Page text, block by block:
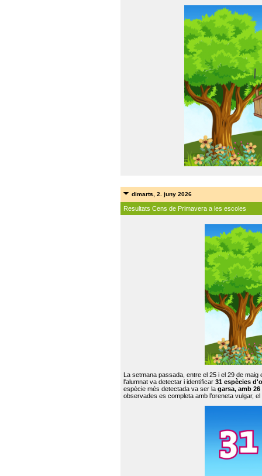
dimarts, 2. juny 2026
Resultats Cens de Primavera a les escoles
La setmana passada, entre el 25 i el 29 de
l'alumnat va detectar i identificar 31 espècies
espècie més detectada va ser la garsa, amb
observades es completa amb l’oreneta vulgar,